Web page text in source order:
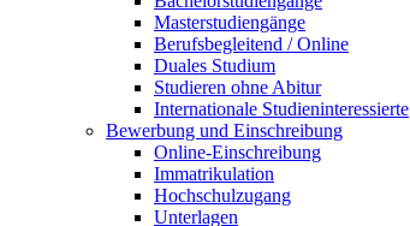
Masterstudiengänge
Berufsbegleitend / Online
Duales Studium
Studieren ohne Abitur
Internationale Studieninteressierte
Bewerbung und Einschreibung
Online-Einschreibung
Immatrikulation
Hochschulzugang
Unterlagen